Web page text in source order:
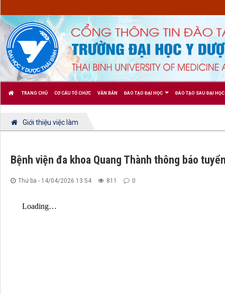
TRANG CHỦ CƠ CẤU TỔ CHỨC VĂN BẢN ĐÀO TẠO ĐẠI HỌC ĐÀO TẠO SAU ĐẠI HỌC
Giới thiệu việc làm
Bệnh viện đa khoa Quang Thành thông báo
Thứ ba - 14/04/2026 13:54 811 0